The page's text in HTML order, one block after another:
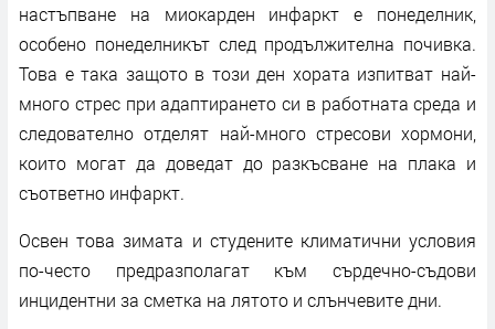
настъпване на миокарден инфаркт е понеделник,
особено понеделникът след продължителна почивка.
Това е така защото в този ден хората изпитват най-
много стрес при адаптирането си в работната среда и
следователно отделят най-много стресови хормони,
които могат да доведат до разкъсване на плака и
съответно инфаркт.
Освен това зимата и студените климатични условия
по-често предразполагат към сърдечно-съдови
инцидентни за сметка на лятото и слънчевите дни.